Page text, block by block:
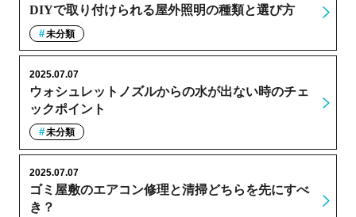
DIYで取り付けられる屋外照明の種類と選び方
未分類
ウォシュレットノズルからの水が出ない時のチェ
ックポイント
2025.07.07
未分類
ゴミ屋敷のエアコン修理と清掃どちらを先にすべ
き？
2025.07.07